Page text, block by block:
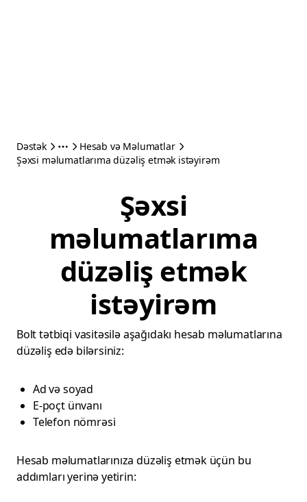
Dəstək
Hesab və Məlumatlar
Şəxsi məlumatlarıma düzəliş etmək istəyirəm
Şəxsi
məlumatlarıma
düzəliş etmək
istəyirəm
Bolt tətbiqi vasitəsilə aşağıdakı hesab məlumatlarına
düzəliş edə bilərsiniz:
Ad və soyad
E-poçt ünvanı
Telefon nömrəsi
Hesab məlumatlarınıza düzəliş etmək üçün bu
addımları yerinə yetirin: